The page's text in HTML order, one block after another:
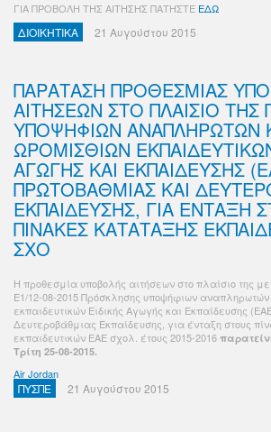
ΓΙΑ ΠΡΟΒΟΛΗ ΤΗΣ ΑΙΤΗΣΗΣ ΠΑΤΗΣΤΕ ΕΔΩ
ΔΙΟΙΚΗΤΙΚΑ 21 Αυγούστου 2015
ΠΑΡΑΤΑΣΗ ΠΡΟΘΕΣΜΙΑΣ
ΑΙΤΗΣΕΩΝ ΣΤΟ ΠΛΑΙΣΙΟ
ΥΠΟΨΗΦΙΩΝ ΑΝΑΠΛΗΡΩΤΩΝ
ΩΡΟΜΙΣΘΙΩΝ
ΑΓΩΓΗΣ ΚΑΙ ΕΚΠΑΙΔΕΥΣΗΣ
ΠΡΩΤΟΒΑΘΜΙΑΣ ΚΑΙ
ΕΚΠΑΙΔΕΥΣΗΣ, ΓΙΑ ΕΝΤΑΞΗ
ΠΙΝΑΚΕΣ ΚΑΤΑΤΑΞΗΣ
ΣΧΟ
Η προθεσμία υποβολής αιτήσεων στο πλαίσιο της
Ε1/12-08-2015 Πρόσκλησης υποψήφιων αναπληρωτών
εκπαιδευτικών Ειδικής Αγωγής και Εκπαίδευσης
Δευτεροβάθμιας Εκπαίδευσης, για ένταξη στους
εκπαιδευτικών ΕΑΕ σχολ. έτους 2015-2016
Τρίτη 25-08-2015.
Air Jordan
ΠΥΣΠΕ 21 Αυγούστου 2015